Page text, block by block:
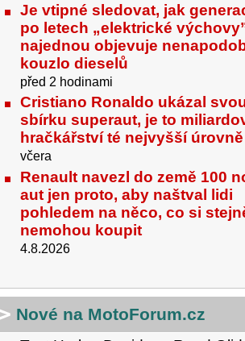
Je vtipné sledovat, jak
po letech „elektrické
najednou objevuje
kouzlo dieselů
před 2 hodinami
Cristiano Ronaldo ukázal
sbírku superaut, je to
hračkářství té nejvyšší úrovně
včera
Renault navezl do země 100
aut jen proto, aby naštval lidi
pohledem na něco, co si
nemohou koupit
4.8.2026
Nové na MotoForum.cz